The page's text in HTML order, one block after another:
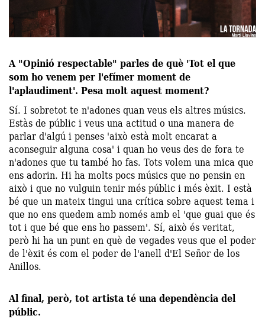
A "Opinió respectable" parles de què 'Tot el que
som ho venem per l'efímer moment de
l'aplaudiment'. Pesa molt aquest moment?
Sí. I sobretot te n'adones quan veus els altres músics.
Estàs de públic i veus una actitud o una manera de
parlar d'algú i penses 'això està molt encarat a
aconseguir alguna cosa' i quan ho veus des de fora te
n'adones que tu també ho fas. Tots volem una mica que
ens adorin. Hi ha molts pocs músics que no pensin en
això i que no vulguin tenir més públic i més èxit. I està
bé que un mateix tingui una crítica sobre aquest tema i
que no ens quedem amb només amb el 'que guai que és
tot i que bé que ens ho passem'. Sí, això és veritat,
però hi ha un punt en què de vegades veus que el poder
de l'èxit és com el poder de l'anell d'El Señor de los
Anillos.
Al final, però, tot artista té una dependència del
públic.